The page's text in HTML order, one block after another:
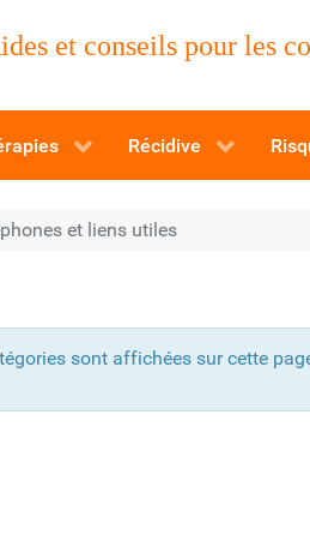
et conseils pour les
Récidive
et liens utiles
sont affichées sur cette